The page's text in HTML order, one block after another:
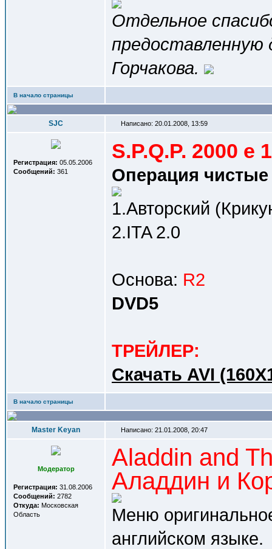
Отдельное
предоставленную
Горчакова.
В начало страницы
SJC Написано: 20.01.2008, 13:59
Регистрация: 05.05.2006
Сообщений: 361
S.P.Q.P. 2000 e
Операция чистые
1.Авторский
2.ITA 2.0
Основа: R2
DVD5
ТРЕЙЛЕР:
Cкачать AVI
В начало страницы
Master Keyan Написано: 21.01.2008, 20:47
Модератор
Регистрация: 31.08.2006
Сообщений: 2782
Откуда: Московская
Область
Aladdin and
Аладдин и
Меню
английском языке.